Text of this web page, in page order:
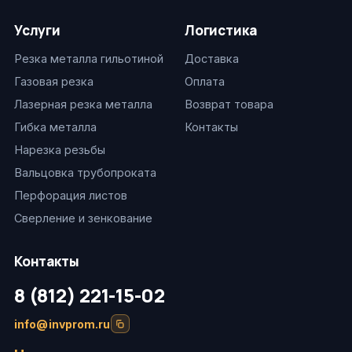
Услуги
Резка металла гильотиной
Газовая резка
Лазерная резка металла
Гибка металла
Нарезка резьбы
Вальцовка трубопроката
Перфорация листов
Сверление и зенкование
Логистика
Доставка
Оплата
Возврат товара
Контакты
Контакты
8 (812) 221-15-02
info@invprom.ru